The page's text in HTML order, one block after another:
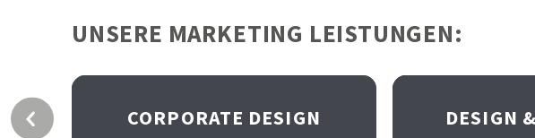
UNSERE MARKETING LEISTUNGEN:
CORPORATE DESIGN DESIGN